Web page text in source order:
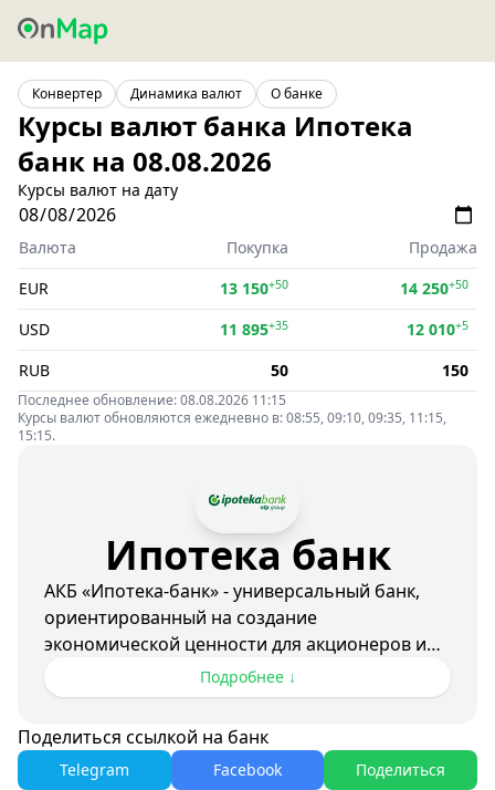
Конвертер Динамика валют О банке
Курсы валют банка Ипотека
банк на 08.08.2026
Курсы валют на дату
Валюта Покупка
Продажа
EUR
13 150+50 14 250+50
USD 11 895+35 12 010+5
RUB 50 150
Последнее обновление: 08.08.2026 11:15
Курсы валют обновляются ежедневно в: 08:55, 09:10, 09:35, 11:15,
15:15.
Ипотека банк
АКБ «Ипотека-банк» - универсальный банк,
ориентированный на создание
экономической ценности для акционеров и
Корпоративные ценности:
- Командный дух
- Новаторское мышление
Подробнее ↓
Поделиться ссылкой на банк
Telegram Facebook Поделиться